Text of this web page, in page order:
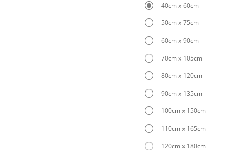
40cm x 60cm
50cm x 75cm
60cm x 90cm
70cm x 105cm
80cm x 120cm
90cm x 135cm
100cm x 150cm
110cm x 165cm
120cm x 180cm